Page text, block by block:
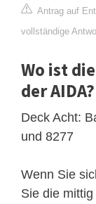
Antrag auf
vollständige
Wo ist
der AIDA?
Deck Acht:
und 8277
Wenn Sie
Sie die